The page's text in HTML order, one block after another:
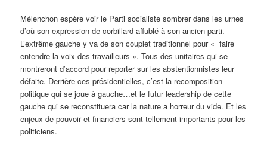
Mélenchon espère voir le Parti socialiste sombrer dans les urnes
d’où son expression de corbillard affublé à son ancien parti.
L’extrême gauche y va de son couplet traditionnel pour « faire
entendre la voix des travailleurs ». Tous des unitaires qui se
montreront d’accord pour reporter sur les abstentionnistes leur
défaite. Derrière ces présidentielles, c’est la recomposition
politique qui se joue à gauche…et le futur leadership de cette
gauche qui se reconstituera car la nature a horreur du vide. Et les
enjeux de pouvoir et financiers sont tellement importants pour les
politiciens.